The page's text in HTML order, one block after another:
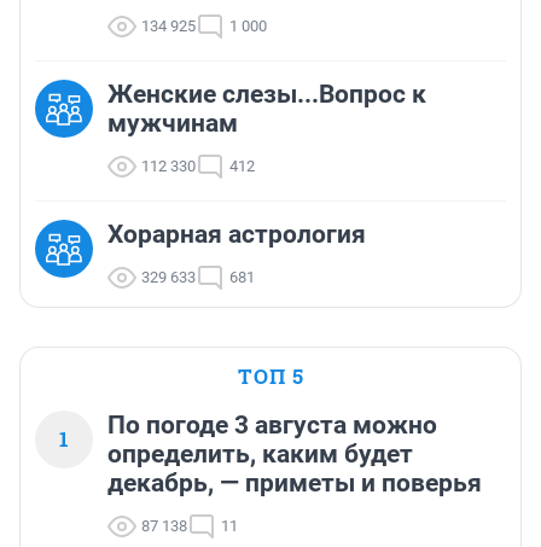
134 925 1 000
Женские слезы...Вопрос к
мужчинам
112 330 412
Хорарная астрология
329 633 681
ТОП 5
1
По погоде 3 августа можно
определить, каким будет
декабрь, — приметы и поверья
87 138 11